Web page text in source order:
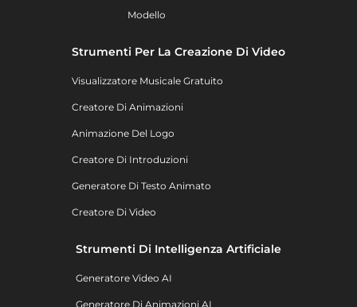
Modello
Strumenti Per La Creazione Di Video
Visualizzatore Musicale Gratuito
Creatore Di Animazioni
Animazione Del Logo
Creatore Di Introduzioni
Generatore Di Testo Animato
Creatore Di Video
Strumenti Di Intelligenza Artificiale
Generatore Video AI
Generatore Di Animazioni AI